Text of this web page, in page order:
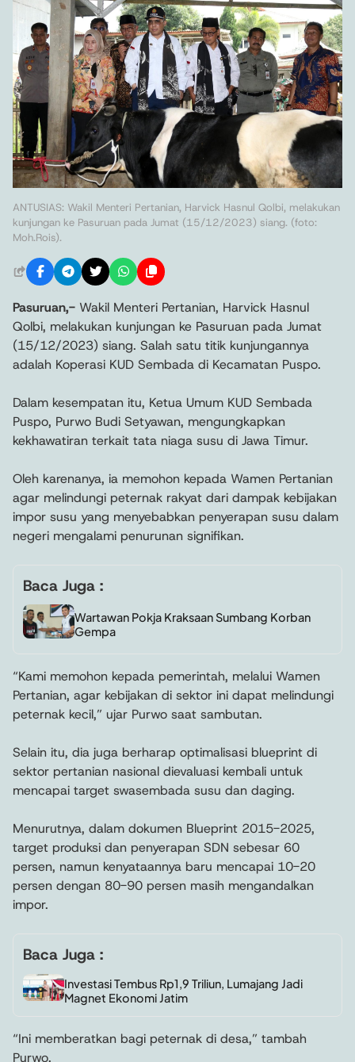
ANTUSIAS: Wakil Menteri Pertanian, Harvick Hasnul Qolbi, melakukan
kunjungan ke Pasuruan pada Jumat (15/12/2023) siang. (foto:
Moh.Rois).
Pasuruan,- Wakil Menteri Pertanian, Harvick Hasnul
Qolbi, melakukan kunjungan ke Pasuruan pada Jumat
(15/12/2023) siang. Salah satu titik kunjungannya
adalah Koperasi KUD Sembada di Kecamatan Puspo.
Dalam kesempatan itu, Ketua Umum KUD Sembada
Puspo, Purwo Budi Setyawan, mengungkapkan
kekhawatiran terkait tata niaga susu di Jawa Timur.
Oleh karenanya, ia memohon kepada Wamen Pertanian
agar melindungi peternak rakyat dari dampak kebijakan
impor susu yang menyebabkan penyerapan susu dalam
negeri mengalami penurunan signifikan.
Baca Juga :
Wartawan Pokja Kraksaan Sumbang Korban
Gempa
“Kami memohon kepada pemerintah, melalui Wamen
Pertanian, agar kebijakan di sektor ini dapat melindungi
peternak kecil,” ujar Purwo saat sambutan.
Selain itu, dia juga berharap optimalisasi blueprint di
sektor pertanian nasional dievaluasi kembali untuk
mencapai target swasembada susu dan daging.
Menurutnya, dalam dokumen Blueprint 2015-2025,
target produksi dan penyerapan SDN sebesar 60
persen, namun kenyataannya baru mencapai 10-20
persen dengan 80-90 persen masih mengandalkan
impor.
Baca Juga :
Investasi Tembus Rp1,9 Triliun, Lumajang Jadi
Magnet Ekonomi Jatim
“Ini memberatkan bagi peternak di desa,” tambah
Purwo.